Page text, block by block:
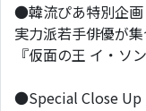
●韓流ぴあ特別企画
実力派若手俳優が
『仮面の王 イ・ソ
●Special Close Up